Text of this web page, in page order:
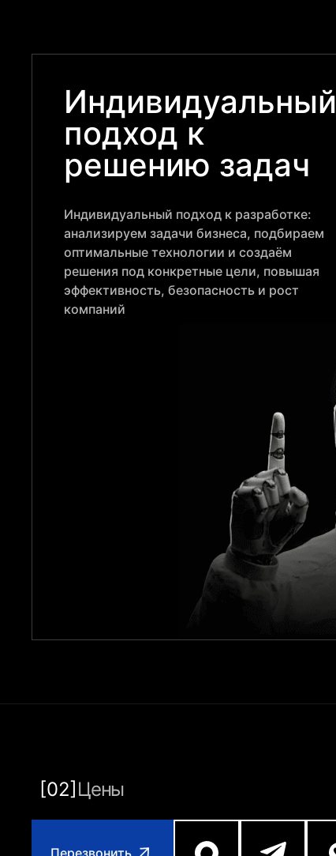
Индивидуальный
подход к
решению задач
Индивидуальный подход к разработке:
анализируем задачи бизнеса, подбираем
оптимальные технологии и создаём
решения под конкретные цели, повышая
эффективность, безопасность и рост
компаний
[02] Цены